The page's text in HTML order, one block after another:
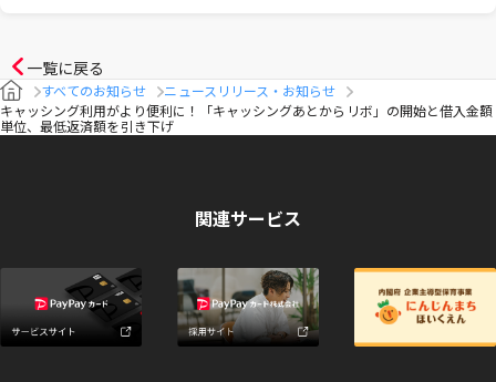
一覧に戻る
すべてのお知らせ
ニュースリリース・お知らせ
キャッシング利用がより便利に！「キャッシングあとからリボ」の開始と借入金額
単位、最低返済額を引き下げ
関連サービス